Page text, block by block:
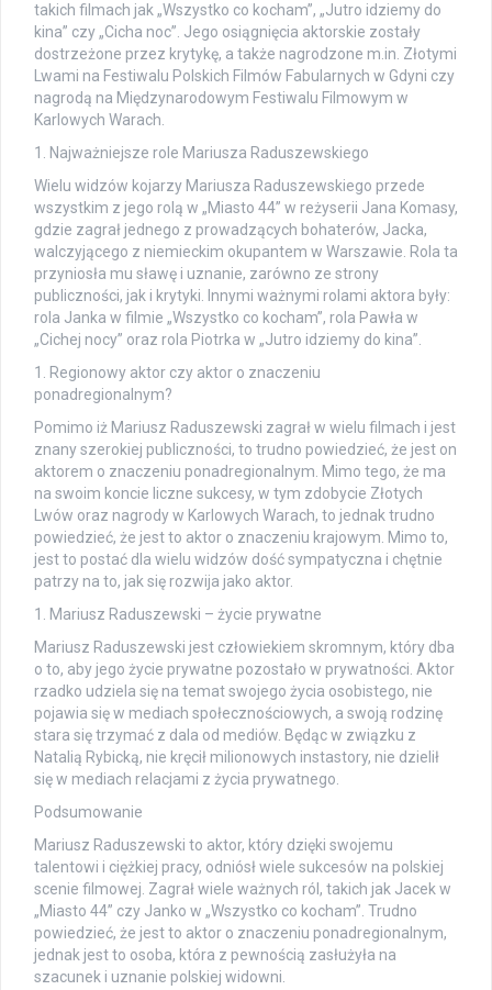
takich filmach jak „Wszystko co kocham”, „Jutro idziemy do
kina” czy „Cicha noc”. Jego osiągnięcia aktorskie zostały
dostrzeżone przez krytykę, a także nagrodzone m.in. Złotymi
Lwami na Festiwalu Polskich Filmów Fabularnych w Gdyni czy
nagrodą na Międzynarodowym Festiwalu Filmowym w
Karlowych Warach.
1. Najważniejsze role Mariusza Raduszewskiego
Wielu widzów kojarzy Mariusza Raduszewskiego przede
wszystkim z jego rolą w „Miasto 44” w reżyserii Jana Komasy,
gdzie zagrał jednego z prowadzących bohaterów, Jacka,
walczyjącego z niemieckim okupantem w Warszawie. Rola ta
przyniosła mu sławę i uznanie, zarówno ze strony
publiczności, jak i krytyki. Innymi ważnymi rolami aktora były:
rola Janka w filmie „Wszystko co kocham”, rola Pawła w
„Cichej nocy” oraz rola Piotrka w „Jutro idziemy do kina”.
1. Regionowy aktor czy aktor o znaczeniu
ponadregionalnym?
Pomimo iż Mariusz Raduszewski zagrał w wielu filmach i jest
znany szerokiej publiczności, to trudno powiedzieć, że jest on
aktorem o znaczeniu ponadregionalnym. Mimo tego, że ma
na swoim koncie liczne sukcesy, w tym zdobycie Złotych
Lwów oraz nagrody w Karlowych Warach, to jednak trudno
powiedzieć, że jest to aktor o znaczeniu krajowym. Mimo to,
jest to postać dla wielu widzów dość sympatyczna i chętnie
patrzy na to, jak się rozwija jako aktor.
1. Mariusz Raduszewski – życie prywatne
Mariusz Raduszewski jest człowiekiem skromnym, który dba
o to, aby jego życie prywatne pozostało w prywatności. Aktor
rzadko udziela się na temat swojego życia osobistego, nie
pojawia się w mediach społecznościowych, a swoją rodzinę
stara się trzymać z dala od mediów. Będąc w związku z
Natalią Rybicką, nie kręcił milionowych instastory, nie dzielił
się w mediach relacjami z życia prywatnego.
Podsumowanie
Mariusz Raduszewski to aktor, który dzięki swojemu
talentowi i ciężkiej pracy, odniósł wiele sukcesów na polskiej
scenie filmowej. Zagrał wiele ważnych ról, takich jak Jacek w
„Miasto 44” czy Janko w „Wszystko co kocham”. Trudno
powiedzieć, że jest to aktor o znaczeniu ponadregionalnym,
jednak jest to osoba, która z pewnością zasłużyła na
szacunek i uznanie polskiej widowni.